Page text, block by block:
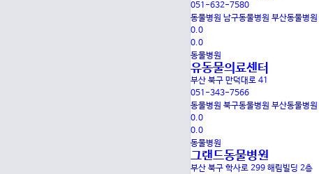
051-632-7580
동물병원 남구동물병원 부산동물병원
0.0
0.0
동물병원
유동물의료센터
부산 북구 만덕대로 41
051-343-7566
동물병원 북구동물병원 부산동물병원
0.0
0.0
동물병원
그랜드동물병원
부산 북구 학사로 299 해림빌딩 2층